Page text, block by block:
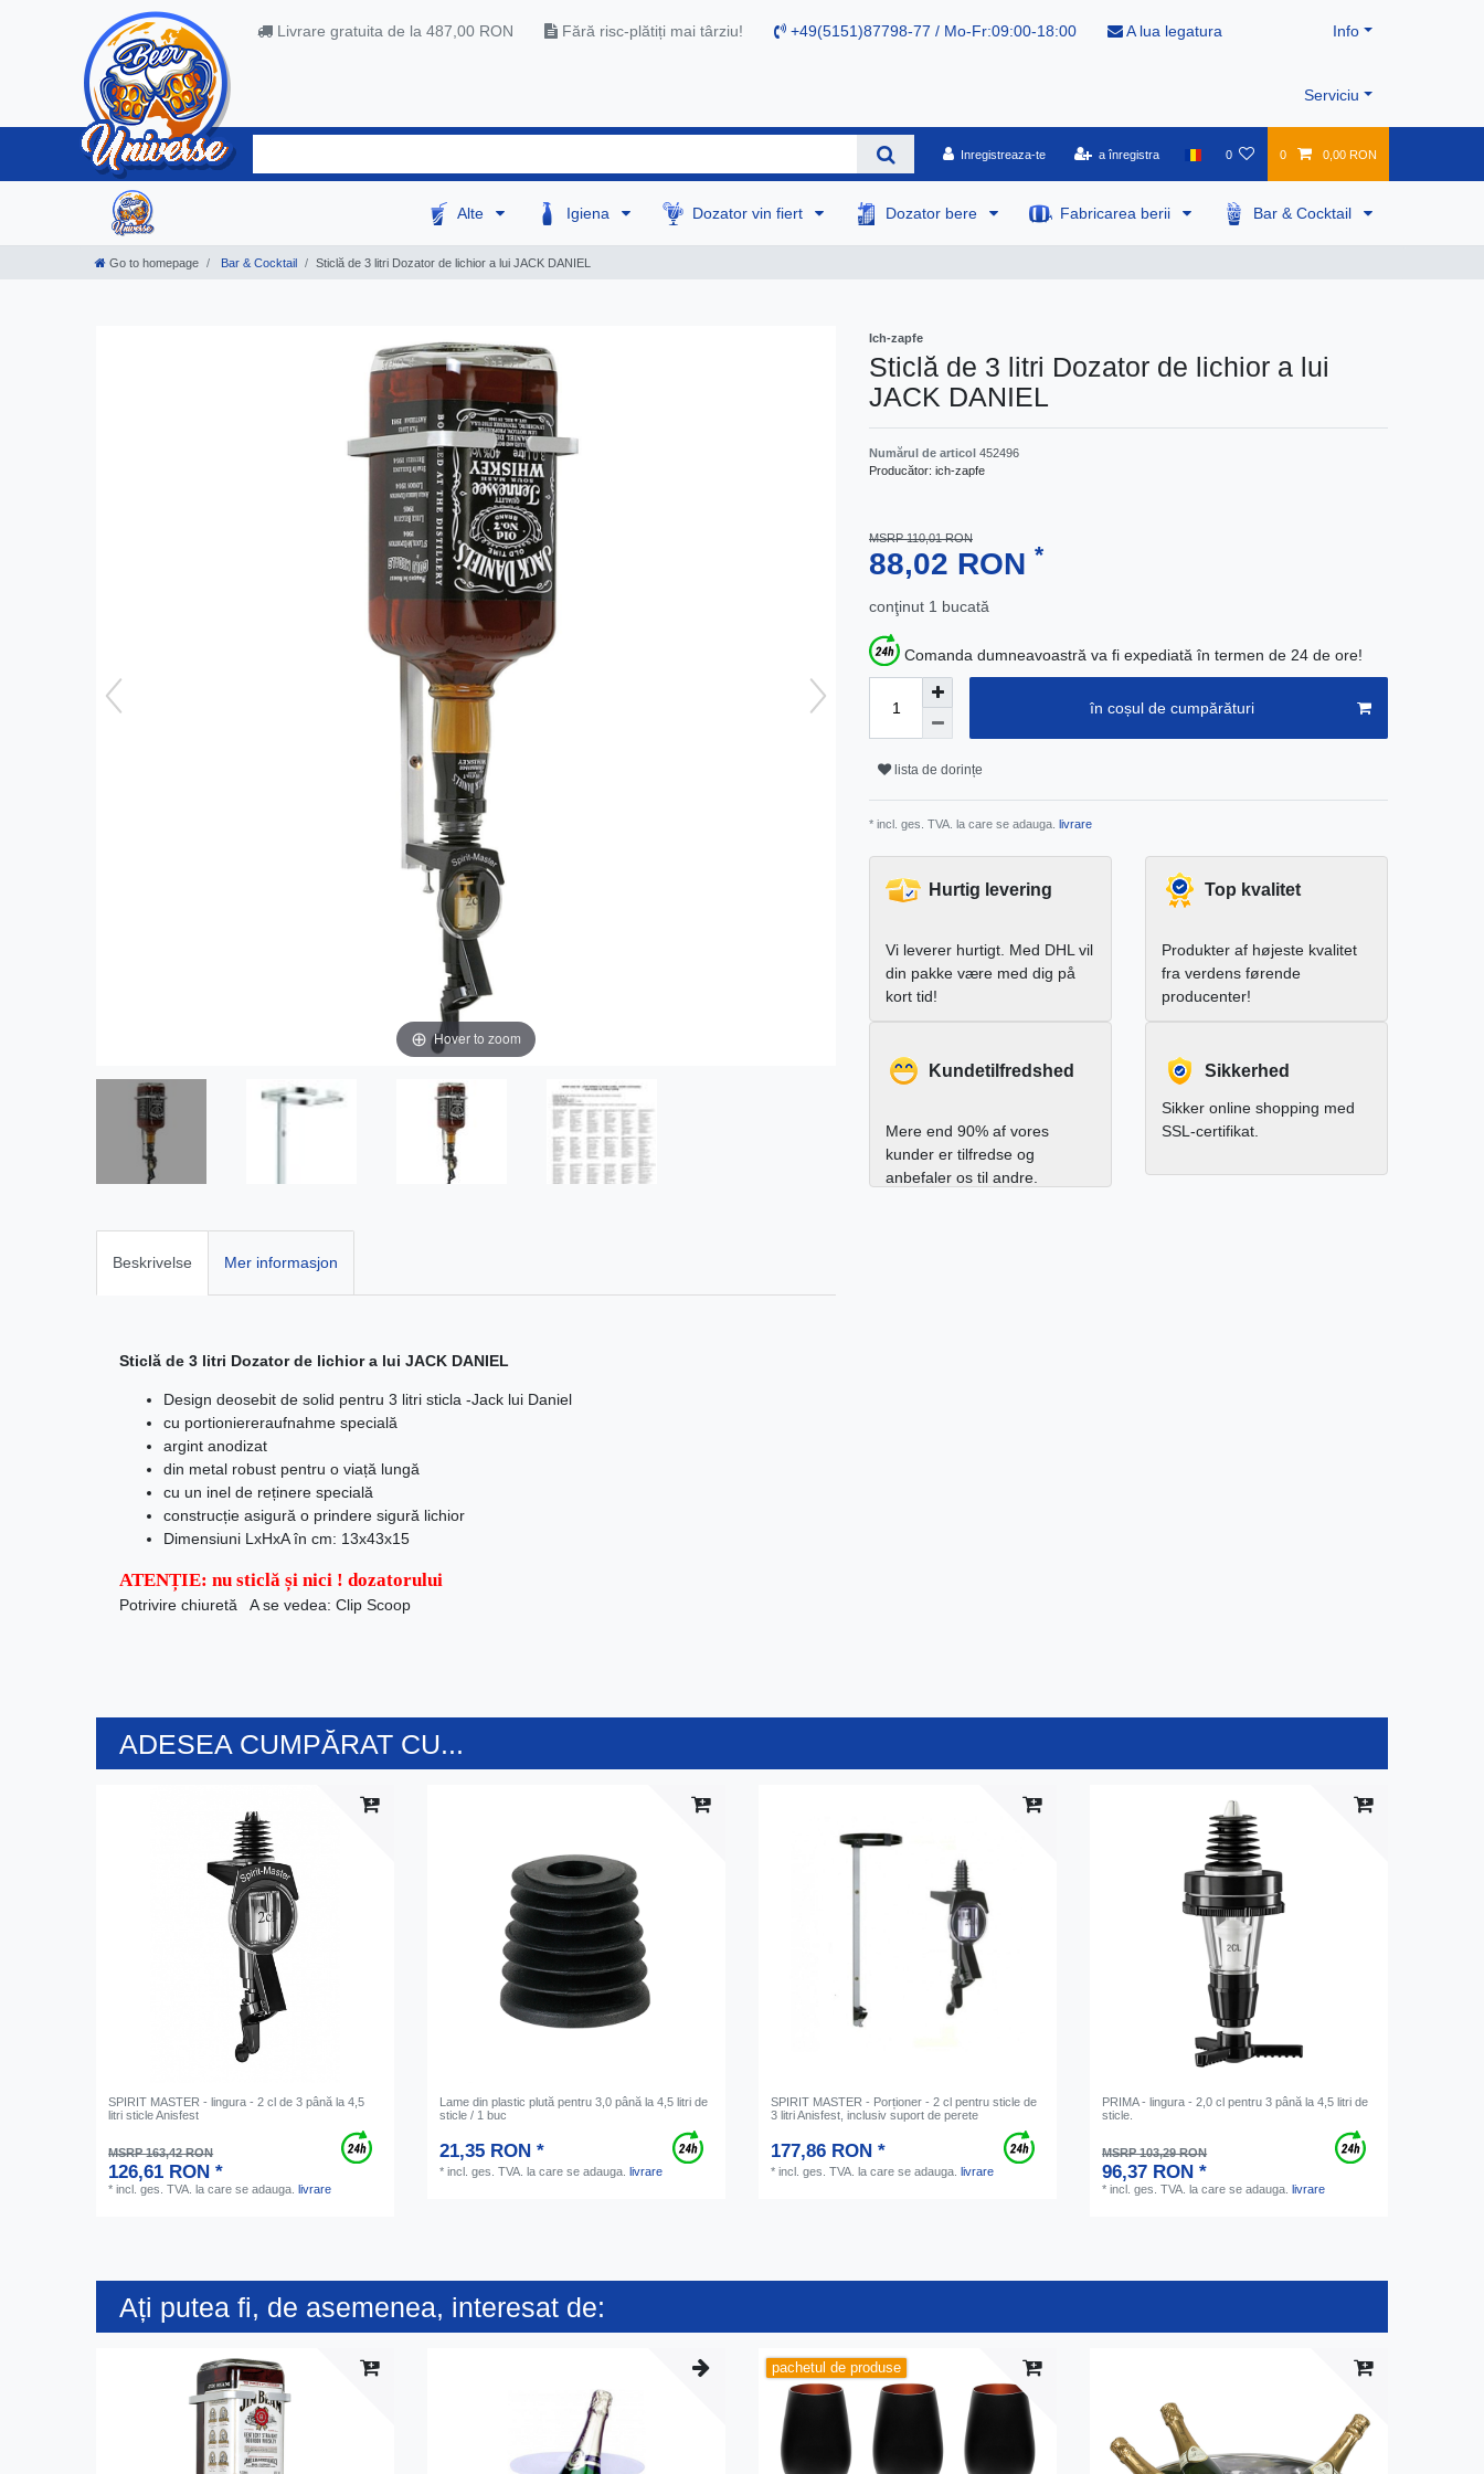
Livrare gratuita de la 487,00 RON Fără risc-plătiți mai târziu! +49(5151)87798-77 / Mo-Fr:09:00-18:00 A lua legatura Info
Serviciu
Inregistreaza-te a înregistra 0 0 0,00 RON
Alte Igiena Dozator vin fiert Dozator bere Fabricarea berii Bar & Cocktail
Go to homepage Bar & Cocktail Sticlă de 3 litri Dozator de lichior a lui JACK DANIEL
Hover to zoom
Beskrivelse Mer informasjon
Sticlă de 3 litri Dozator de lichior a lui JACK DANIEL
Design deosebit de solid pentru 3 litri sticla -Jack lui Daniel
cu portioniereraufnahme specială
argint anodizat
din metal robust pentru o viață lungă
cu un inel de reținere specială
construcție asigură o prindere sigură lichior
Dimensiuni LxHxA în cm: 13x43x15
ATENȚIE: nu sticlă și nici ! dozatorului
Potrivire chiuretă A se vedea: Clip Scoop
Ich-zapfe
Sticlă de 3 litri Dozator de lichior a lui
JACK DANIEL
Numărul de articol 452496
Producător: ich-zapfe
MSRP 110,01 RON
88,02 RON *
conţinut 1 bucată
Comanda dumneavoastră va fi expediată în termen de 24 de ore!
în coșul de cumpărături
lista de dorințe
* incl. ges. TVA. la care se adauga. livrare
Hurtig levering
Vi leverer hurtigt. Med DHL vil
din pakke være med dig på
kort tid!
Top kvalitet
Produkter af højeste kvalitet
fra verdens førende
producenter!
Kundetilfredshed
Mere end 90% af vores
kunder er tilfredse og
anbefaler os til andre.
Sikkerhed
Sikker online shopping med
SSL-certifikat.
ADESEA CUMPĂRAT CU...
SPIRIT MASTER - lingura - 2 cl de 3 până la 4,5
litri sticle Anisfest
MSRP 163,42 RON
126,61 RON *
*incl. ges. TVA. la care se adauga.livrare
Lame din plastic plută pentru 3,0 până la 4,5 litri de
sticle / 1 buc
21,35 RON *
*incl. ges. TVA. la care se adauga.livrare
SPIRIT MASTER - Porționer - 2 cl pentru sticle de
3 litri Anisfest, inclusiv suport de perete
177,86 RON *
*incl. ges. TVA. la care se adauga.livrare
PRIMA - lingura - 2,0 cl pentru 3 până la 4,5 litri de
sticle.
MSRP 103,29 RON
96,37 RON *
*incl. ges. TVA. la care se adauga.livrare
Ați putea fi, de asemenea, interesat de:
pachetul de produse